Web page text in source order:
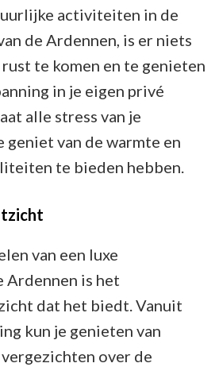
activiteiten in de
de Ardennen, is er niets
te komen en te genieten
in je eigen privé
alle stress van je
van de warmte en
te bieden hebben.
van een luxe
Ardennen is het
dat het biedt. Vanuit
kun je genieten van
over de